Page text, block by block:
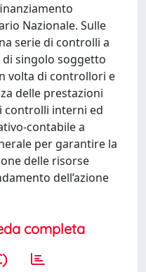
Nazionale. Sulle
serie di controlli a
di singolo soggetto
volta di controllori e
delle prestazioni
controlli interni ed
contabile a
per garantire la
delle risorse
dell’azione
completa